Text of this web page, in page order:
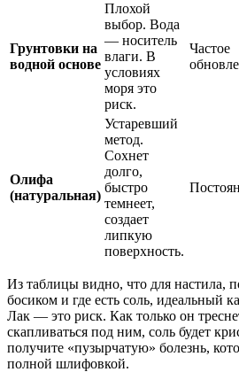
Грунтовки на
водной основе
Плохой
выбор. Вода
— носитель
влаги. В
условиях
моря это
риск.
Частое
Олифа
(натуральная)
Устаревший
метод.
Сохнет
долго,
быстро
темнеет,
создает
липкую
поверхность.
Из таблицы видно, что для настила,
босиком и где есть соль, идеальный
Лак — это риск. Как только он
скапливаться под ним, соль будет
получите «пузырчатую» болезнь,
полной шлифовкой.